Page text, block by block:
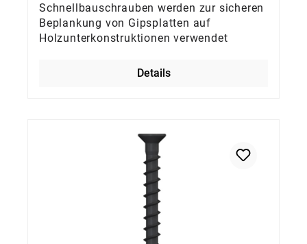
Schnellbauschrauben werden zur sicheren
Beplankung von Gipsplatten auf
Holzunterkonstruktionen verwendet
Details